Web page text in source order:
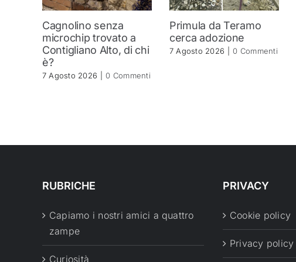
Cagnolino senza
microchip trovato a
Contigliano Alto, di chi
è?
7 Agosto 2026 0 Commenti
Primula da Teramo
cerca adozione
7 Agosto 2026 0 Commenti
RUBRICHE
Capiamo i nostri amici a quattro
zampe
Curiosità
PRIVACY
Cookie policy
Privacy policy